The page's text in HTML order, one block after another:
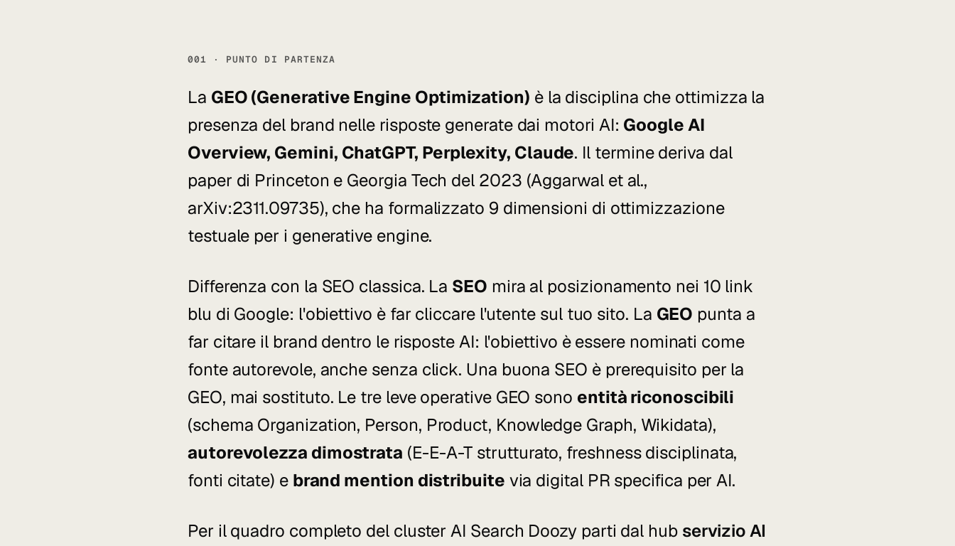
001 · PUNTO DI PARTENZA
La GEO (Generative Engine Optimization) è la disciplina che ottimizza la
presenza del brand nelle risposte generate dai motori AI: Google AI
Overview, Gemini, ChatGPT, Perplexity, Claude. Il termine deriva dal
paper di Princeton e Georgia Tech del 2023 (Aggarwal et al.,
arXiv:2311.09735), che ha formalizzato 9 dimensioni di ottimizzazione
testuale per i generative engine.
Differenza con la SEO classica. La SEO mira al posizionamento nei 10 link
blu di Google: l'obiettivo è far cliccare l'utente sul tuo sito. La GEO punta a
far citare il brand dentro le risposte AI: l'obiettivo è essere nominati come
fonte autorevole, anche senza click. Una buona SEO è prerequisito per la
GEO, mai sostituto. Le tre leve operative GEO sono entità riconoscibili
(schema Organization, Person, Product, Knowledge Graph, Wikidata),
autorevolezza dimostrata (E-E-A-T strutturato, freshness disciplinata,
fonti citate) e brand mention distribuite via digital PR specifica per AI.
Per il quadro completo del cluster AI Search Doozy parti dal hub servizio AI